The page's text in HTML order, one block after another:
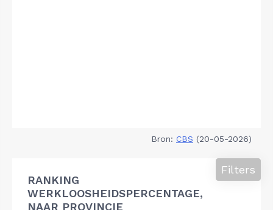
Bron: CBS (20-05-2026)
RANKING
WERKLOOSHEIDSPERCENTAGE,
NAAR PROVINCIE
Filters